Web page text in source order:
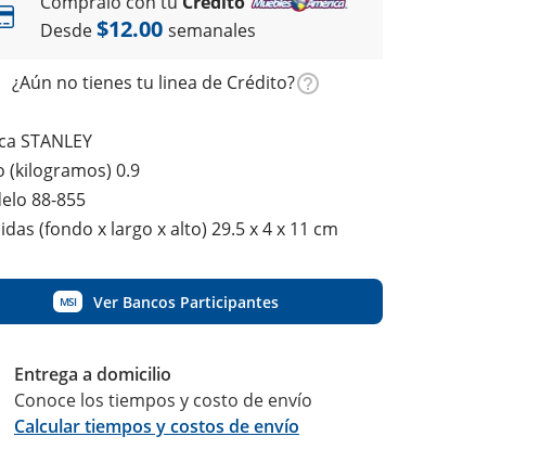
Desde$12.00 semanales
¿Aún no tienes tu linea de Crédito?
STANLEY
(kilogramos) 0.9
88-855
(fondo x largo x alto) 29.5 x 4 x 11 cm
MSI Ver Bancos Participantes
Entrega a domicilio
Conoce los tiempos y costo de envío
Calcular tiempos y costos de envío